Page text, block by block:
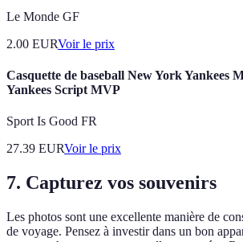
Le Monde GF
2.00 EURVoir le prix
Casquette de baseball New York Yankees
Yankees Script MVP
Sport Is Good FR
27.39 EURVoir le prix
7. Capturez vos souvenirs
Les photos sont une excellente manière de
de voyage. Pensez à investir dans un bon